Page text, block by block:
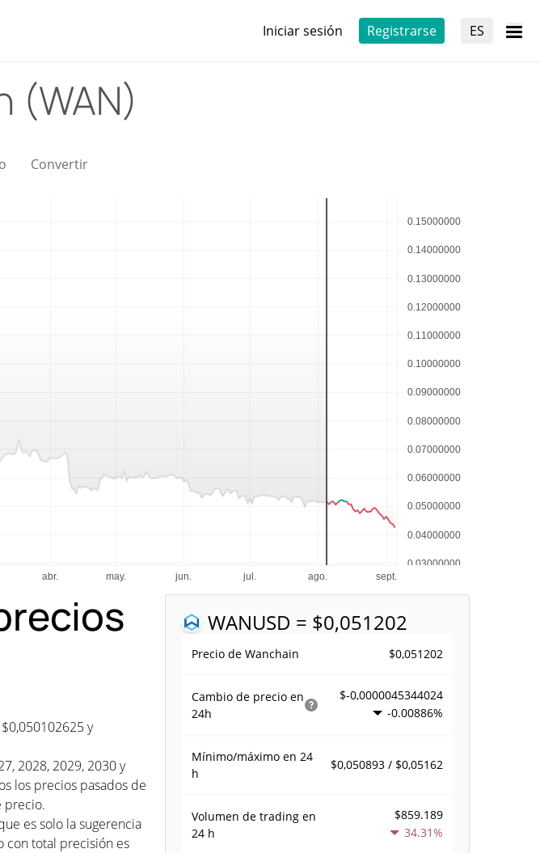
Iniciar sesión Registrarse ES
(WAN)
Convertir
WANUSD = $0,051202
Precio de Wanchain $0,051202
Cambio de precio en
24h
$-0,0000045344024
-0.00886%
Mínimo/máximo en 24
h
$0,050893 / $0,05162
Volumen de trading en
24 h
$859.189
34.31%
y
2028, 2029, 2030 y
los precios pasados de
precio.
es solo la sugerencia
con total precisión es